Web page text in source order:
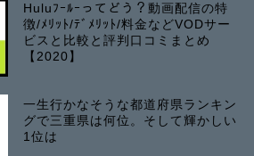
Huluﾌｰﾙｰってどう？動画配信の特
徴/ﾒﾘｯﾄ/ﾃﾞﾒﾘｯﾄ/料金などVODサー
ビスと比較と評判口コミまとめ
【2020】
一生行かなそうな都道府県ランキン
グで三重県は何位。そして輝かしい
1位は